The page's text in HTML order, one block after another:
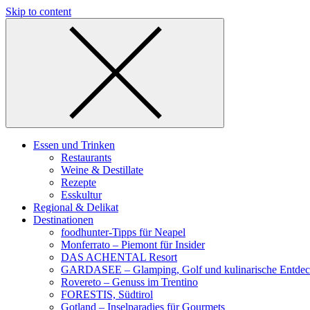
Skip to content
Essen und Trinken
Restaurants
Weine & Destillate
Rezepte
Esskultur
Regional & Delikat
Destinationen
foodhunter-Tipps für Neapel
Monferrato – Piemont für Insider
DAS ACHENTAL Resort
GARDASEE – Glamping, Golf und kulinarische
Rovereto – Genuss im Trentino
FORESTIS, Südtirol
Gotland – Inselparadies für Gourmets